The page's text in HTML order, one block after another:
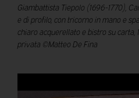
Giambattista Tiepolo (1696-1770),
e di profilo, con tricorno in mano e
chiaro acquerellato e bistro su carta,
privata ©Matteo De Fina